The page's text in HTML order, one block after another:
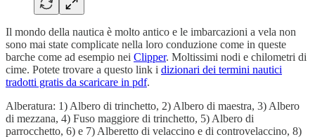
Il mondo della nautica è molto antico e le imbarcazioni a vela non
sono mai state complicate nella loro conduzione come in queste
barche come ad esempio nei Clipper. Moltissimi nodi e chilometri di
cime. Potete trovare a questo link i dizionari dei termini nautici
tradotti gratis da scaricare in pdf.
Alberatura: 1) Albero di trinchetto, 2) Albero di maestra, 3) Albero
di mezzana, 4) Fuso maggiore di trinchetto, 5) Albero di
parrocchetto, 6) e 7) Alberetto di velaccino e di controvelaccino, 8)